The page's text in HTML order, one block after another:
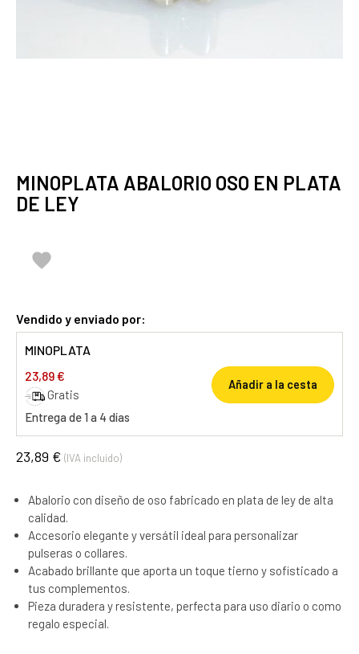
MINOPLATA ABALORIO OSO EN PLATA
DE LEY

Vendido y enviado por:
MINOPLATA
23,89 €
Gratis
Entrega de 1 a 4 días
Añadir a la cesta
23,89 € (IVA incluido)
Abalorio con diseño de oso fabricado en plata de ley de alta
calidad.
Accesorio elegante y versátil ideal para personalizar
pulseras o collares.
Acabado brillante que aporta un toque tierno y sofisticado a
tus complementos.
Pieza duradera y resistente, perfecta para uso diario o como
regalo especial.